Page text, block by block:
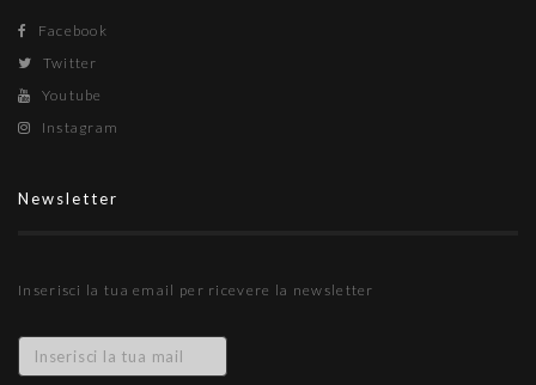
Facebook
Twitter
Youtube
Instagram
Newsletter
Inserisci la tua email per ricevere la newsletter